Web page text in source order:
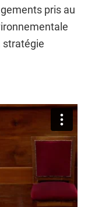
pris au
stratégie